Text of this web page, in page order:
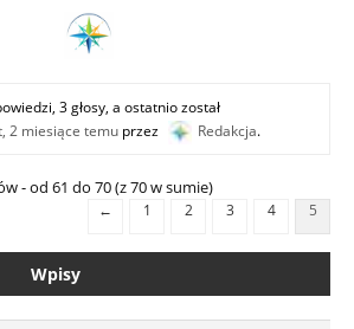
3 głosy, a ostatnio został
2 miesiące temu przez Redakcja.
- od 61 do 70 (z 70 w sumie)
← 1 2 3 4 5
Wpisy